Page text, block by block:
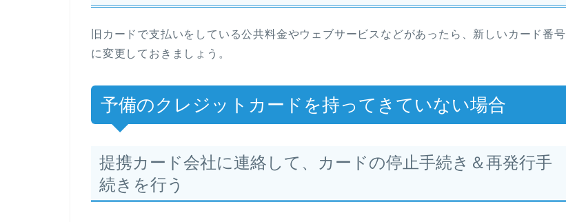
旧カードで支払いをしている公共料金やウェブサービスなどがあったら、新しいカード番号
に変更しておきましょう。
予備のクレジットカードを持ってきていない場合
提携カード会社に連絡して、カードの停止手続き＆再発行手
続きを行う